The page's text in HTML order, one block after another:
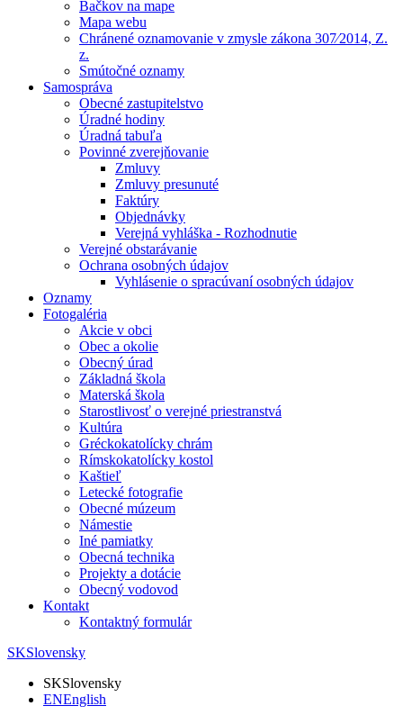
Bačkov na mape
Mapa webu
Chránené oznamovanie v zmysle zákona 307⁄2014, Z.
z.
Smútočné oznamy
Samospráva
Obecné zastupitelstvo
Úradné hodiny
Úradná tabuľa
Povinné zverejňovanie
Zmluvy
Zmluvy presunuté
Faktúry
Objednávky
Verejná vyhláška - Rozhodnutie
Verejné obstarávanie
Ochrana osobných údajov
Vyhlásenie o spracúvaní osobných údajov
Oznamy
Fotogaléria
Akcie v obci
Obec a okolie
Obecný úrad
Základná škola
Materská škola
Starostlivosť o verejné priestranstvá
Kultúra
Gréckokatolícky chrám
Rímskokatolícky kostol
Kaštieľ
Letecké fotografie
Obecné múzeum
Námestie
Iné pamiatky
Obecná technika
Projekty a dotácie
Obecný vodovod
Kontakt
Kontaktný formulár
SKSlovensky
SKSlovensky
ENEnglish